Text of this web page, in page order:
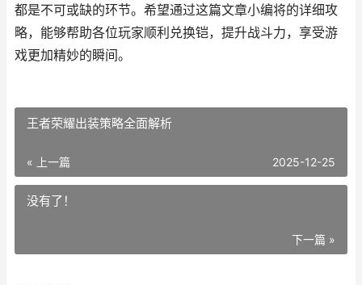
都是不可或缺的环节。希望通过这篇文章小编将的详细攻
略，能够帮助各位玩家顺利兑换铠，提升战斗力，享受游
戏更加精妙的瞬间。
王者荣耀出装策略全面解析
« 上一篇 2025-12-25
没有了！
下一篇 »